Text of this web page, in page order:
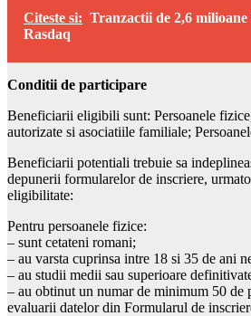
Citeste si: Tranzactii de 2,6 milioane
Rasdaq
Conditii de participare
Beneficiarii eligibili sunt: Persoanele
autorizate si asociatiile familiale;
Beneficiarii potentiali trebuie sa
depunerii formularelor de inscriere,
eligibilitate:
Pentru persoanele fizice:
– sunt cetateni romani;
– au varsta cuprinsa intre 18 si 35 de ani
– au studii medii sau superioare
– au obtinut un numar de minimum 50 de
evaluarii datelor din Formularul de